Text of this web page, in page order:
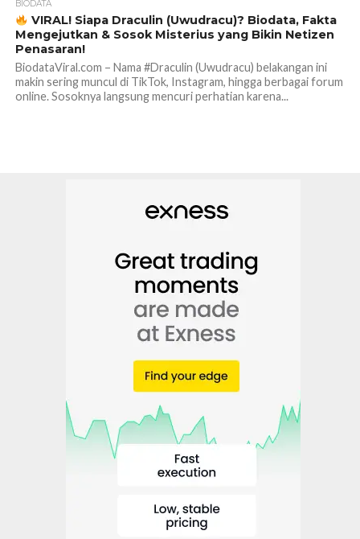
BIODATA
VIRAL! Siapa Draculin (Uwudracu)? Biodata, Fakta
Mengejutkan & Sosok Misterius yang Bikin Netizen
Penasaran!
BiodataViral.com – Nama #Draculin (Uwudracu) belakangan ini
makin sering muncul di TikTok, Instagram, hingga berbagai forum
online. Sosoknya langsung mencuri perhatian karena...